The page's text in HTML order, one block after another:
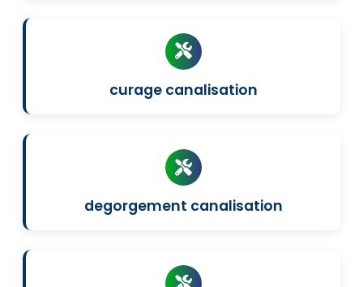
curage canalisation
degorgement canalisation